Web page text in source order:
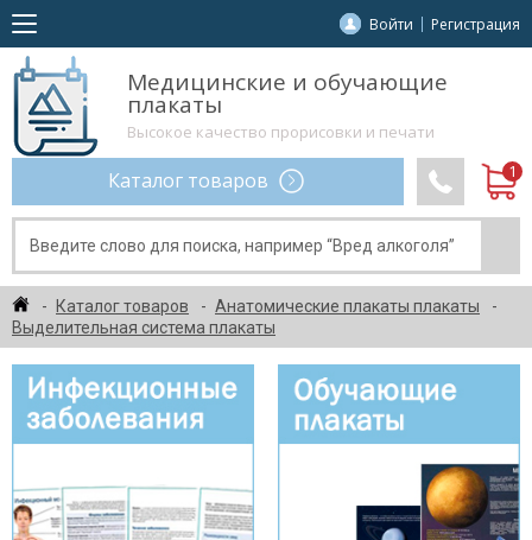
Войти Регистрация
Медицинские и обучающие
плакаты
Высокое качество прорисовки и печати
Каталог товаров
Каталог товаров
Анатомические плакаты плакаты
Выделительная система плакаты